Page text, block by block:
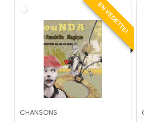
EN VEDETTE!
CHANSONS